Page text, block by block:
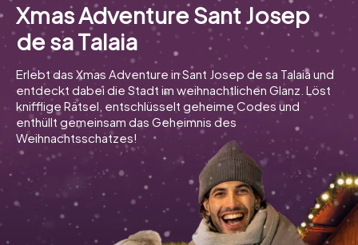
Städte
Touren
Teamevent
Tickets
INT AT CH
DE
ES
FR UK
IE
Xmas Adventure Sant Josep
de sa Talaia
Erlebt das Xmas Adventure in Sant Josep de sa Talaia und
entdeckt dabei die Stadt im weihnachtlichen Glanz. Löst
knifflige Rätsel, entschlüsselt geheime Codes und
enthüllt gemeinsam das Geheimnis des
Weihnachtsschatzes!